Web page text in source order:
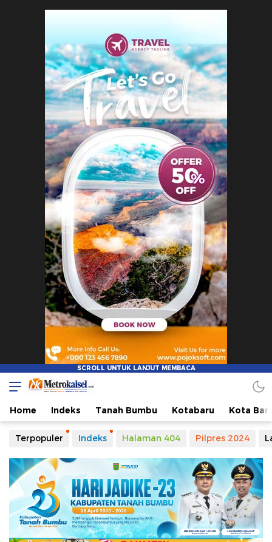
Home Indeks Tanah Bumbu Kotabaru Kota
Terpopuler Indeks Halaman 404 Pilpres 2024